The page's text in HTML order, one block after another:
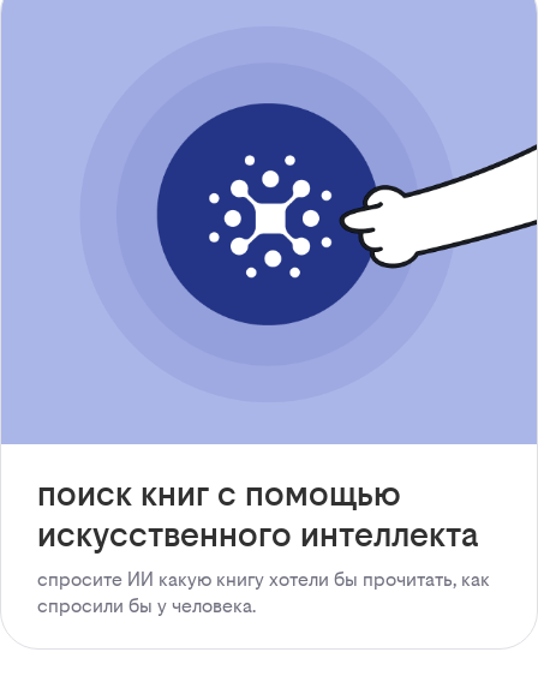
поиск книг с помощью
искусственного интеллекта
спросите ИИ какую книгу хотели бы прочитать, как
спросили бы у человека.